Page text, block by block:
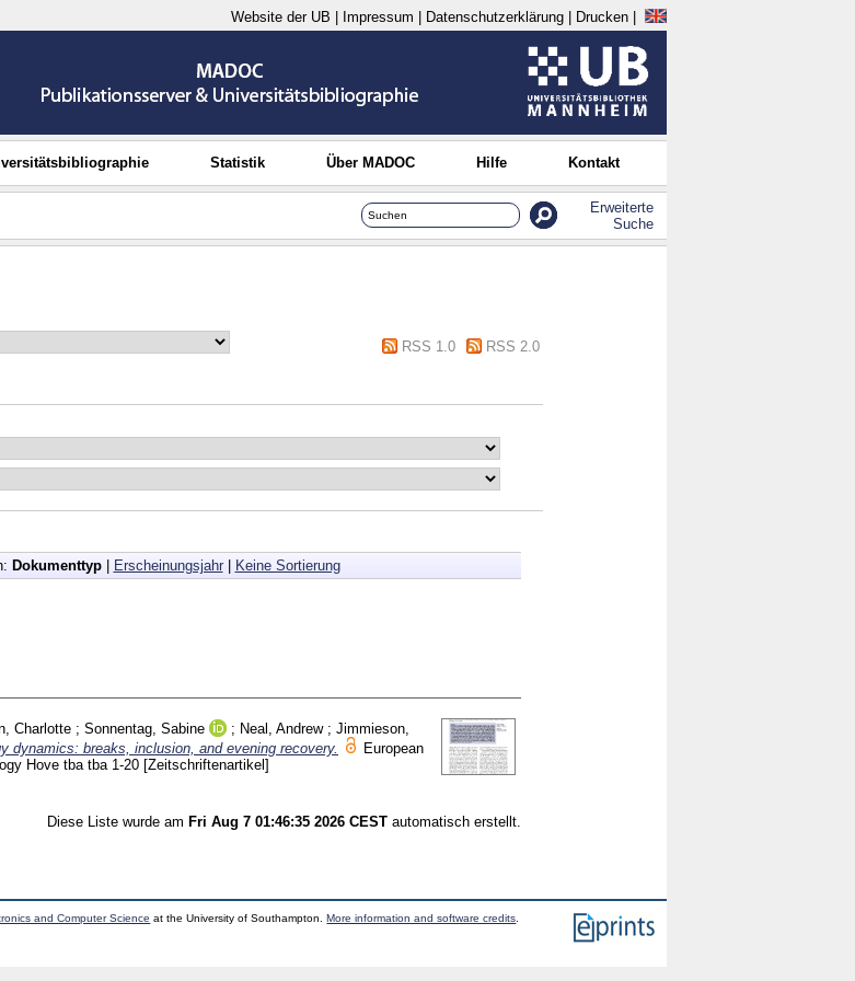
Website der UB Impressum Datenschutzerklärung Drucken
Statistik Über MADOC Hilfe Kontakt
Erweiterte
Suche
RSS 1.0
RSS 2.0
Dokumenttyp| Erscheinungsjahr| Keine Sortierung
Charlotte ; Sonnentag, Sabine ; Neal, Andrew; Jimmieson,
dynamics: breaks, inclusion, and evening recovery.
European
Hove tba tba 1-20 [Zeitschriftenartikel]
Diese Liste wurde am Fri Aug 7 01:46:35 2026 CEST automatisch erstellt.
and Computer Science at the University of Southampton.More information and software credits